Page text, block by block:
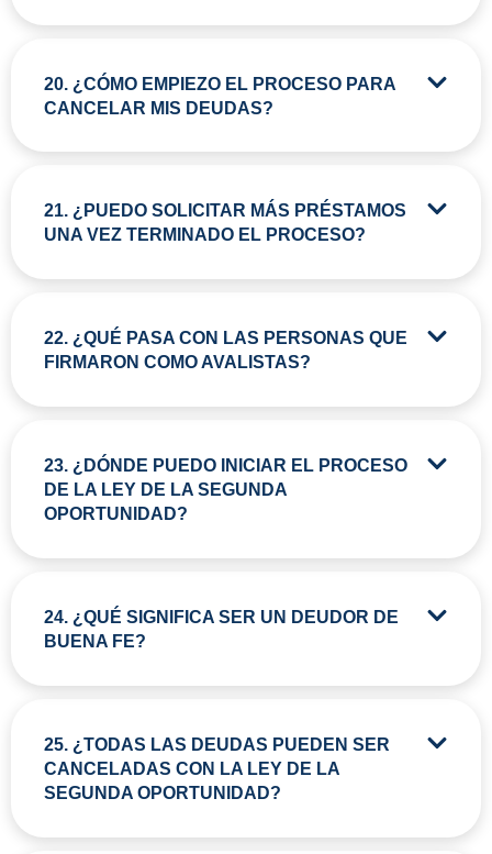
20. ¿CÓMO EMPIEZO EL PROCESO PARA
CANCELAR MIS DEUDAS?
21. ¿PUEDO SOLICITAR MÁS PRÉSTAMOS
UNA VEZ TERMINADO EL PROCESO?
22. ¿QUÉ PASA CON LAS PERSONAS QUE
FIRMARON COMO AVALISTAS?
23. ¿DÓNDE PUEDO INICIAR EL PROCESO
DE LA LEY DE LA SEGUNDA
OPORTUNIDAD?
24. ¿QUÉ SIGNIFICA SER UN DEUDOR DE
BUENA FE?
25. ¿TODAS LAS DEUDAS PUEDEN SER
CANCELADAS CON LA LEY DE LA
SEGUNDA OPORTUNIDAD?